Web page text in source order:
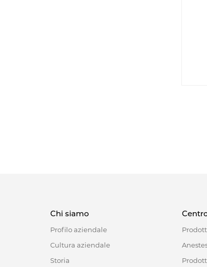
Chi siamo
Profilo aziendale
Cultura aziendale
Storia